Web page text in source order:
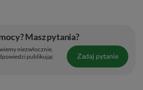
Masz pytania?
niezwłocznie,
publikując
Zadaj pytanie